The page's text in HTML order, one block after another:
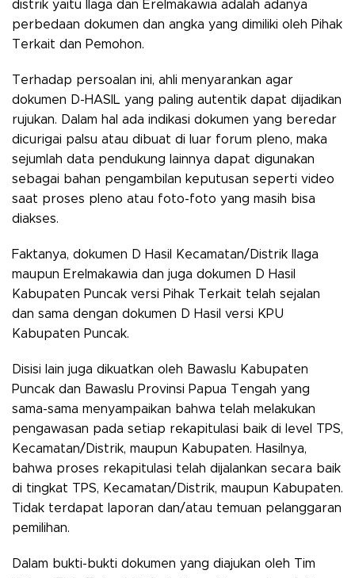
distrik yaitu Ilaga dan Erelmakawia adalah adanya
perbedaan dokumen dan angka yang dimiliki oleh Pihak
Terkait dan Pemohon.
Terhadap persoalan ini, ahli menyarankan agar
dokumen D-HASIL yang paling autentik dapat dijadikan
rujukan. Dalam hal ada indikasi dokumen yang beredar
dicurigai palsu atau dibuat di luar forum pleno, maka
sejumlah data pendukung lainnya dapat digunakan
sebagai bahan pengambilan keputusan seperti video
saat proses pleno atau foto-foto yang masih bisa
diakses.
Faktanya, dokumen D Hasil Kecamatan/Distrik Ilaga
maupun Erelmakawia dan juga dokumen D Hasil
Kabupaten Puncak versi Pihak Terkait telah sejalan
dan sama dengan dokumen D Hasil versi KPU
Kabupaten Puncak.
Disisi lain juga dikuatkan oleh Bawaslu Kabupaten
Puncak dan Bawaslu Provinsi Papua Tengah yang
sama-sama menyampaikan bahwa telah melakukan
pengawasan pada setiap rekapitulasi baik di level TPS,
Kecamatan/Distrik, maupun Kabupaten. Hasilnya,
bahwa proses rekapitulasi telah dijalankan secara baik
di tingkat TPS, Kecamatan/Distrik, maupun Kabupaten.
Tidak terdapat laporan dan/atau temuan pelanggaran
pemilihan.
Dalam bukti-bukti dokumen yang diajukan oleh Tim